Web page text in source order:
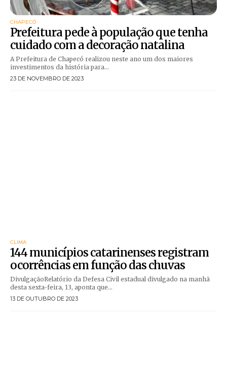
CHAPECÓ
Prefeitura pede à população que tenha
cuidado com a decoração natalina
A Prefeitura de Chapecó realizou neste ano um dos maiores
investimentos da história para...
23 DE NOVEMBRO DE 2023
CLIMA
144 municípios catarinenses registram
ocorrências em função das chuvas
DivulgaçãoRelatório da Defesa Civil estadual divulgado na manhã
desta sexta-feira, 13, aponta que...
13 DE OUTUBRO DE 2023